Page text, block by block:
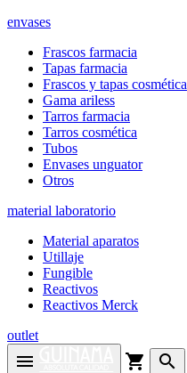
envases
Frascos farmacia
Tapas farmacia
Frascos y tapas cosmética
Gama ariless
Tarros farmacia
Tarros cosmética
Tubos
Envases unguator
Otros
material laboratorio
Material aparatos
Utillaje
Fungible
Reactivos
Reactivos Merck
outlet
menu shopping_cart search